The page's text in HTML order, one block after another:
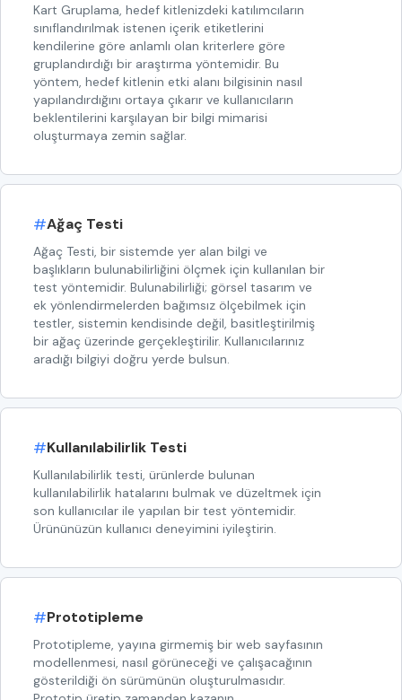
Kart Gruplama, hedef kitlenizdeki katılımcıların
sınıflandırılmak istenen içerik etiketlerini
kendilerine göre anlamlı olan kriterlere göre
gruplandırdığı bir araştırma yöntemidir. Bu
yöntem, hedef kitlenin etki alanı bilgisinin nasıl
yapılandırdığını ortaya çıkarır ve kullanıcıların
beklentilerini karşılayan bir bilgi mimarisi
oluşturmaya zemin sağlar.
#Ağaç Testi
Ağaç Testi, bir sistemde yer alan bilgi ve
başlıkların bulunabilirliğini ölçmek için kullanılan bir
test yöntemidir. Bulunabilirliği; görsel tasarım ve
ek yönlendirmelerden bağımsız ölçebilmek için
testler, sistemin kendisinde değil, basitleştirilmiş
bir ağaç üzerinde gerçekleştirilir. Kullanıcılarınız
aradığı bilgiyi doğru yerde bulsun.
#Kullanılabilirlik Testi
Kullanılabilirlik testi, ürünlerde bulunan
kullanılabilirlik hatalarını bulmak ve düzeltmek için
son kullanıcılar ile yapılan bir test yöntemidir.
Ürününüzün kullanıcı deneyimini iyileştirin.
#Prototipleme
Prototipleme, yayına girmemiş bir web sayfasının
modellenmesi, nasıl görüneceği ve çalışacağının
gösterildiği ön sürümünün oluşturulmasıdır.